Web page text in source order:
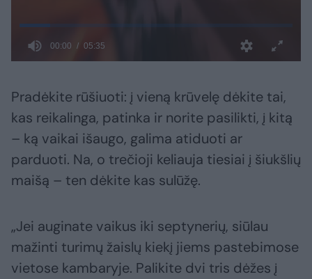
Pradėkite rūšiuoti: į vieną krūvelę dėkite tai,
kas reikalinga, patinka ir norite pasilikti, į kitą
– ką vaikai išaugo, galima atiduoti ar
parduoti. Na, o trečioji keliauja tiesiai į šiukšlių
maišą – ten dėkite kas sulūžę.
„Jei auginate vaikus iki septynerių, siūlau
mažinti turimų žaislų kiekį jiems pastebimose
vietose kambaryje. Palikite dvi tris dėžes į